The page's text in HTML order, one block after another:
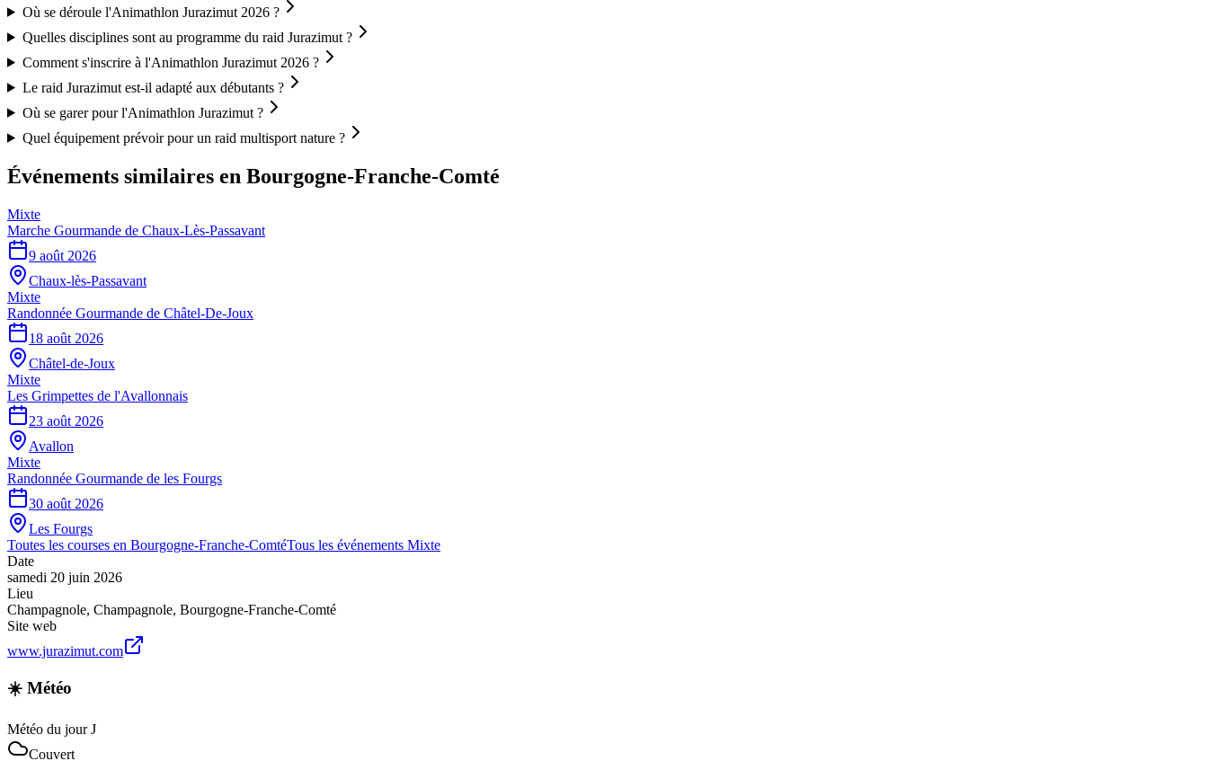
Où se déroule l'Animathlon Jurazimut 2026 ?
Quelles disciplines sont au programme du raid Jurazimut ?
Comment s'inscrire à l'Animathlon Jurazimut 2026 ?
Le raid Jurazimut est-il adapté aux débutants ?
Où se garer pour l'Animathlon Jurazimut ?
Quel équipement prévoir pour un raid multisport nature ?
Événements similaires en Bourgogne-Franche-Comté
Mixte
Marche Gourmande de Chaux-Lès-Passavant
9 août 2026
Chaux-lès-Passavant
Mixte
Randonnée Gourmande de Châtel-De-Joux
18 août 2026
Châtel-de-Joux
Mixte
Les Grimpettes de l'Avallonnais
23 août 2026
Avallon
Mixte
Randonnée Gourmande de les Fourgs
30 août 2026
Les Fourgs
Toutes les courses en Bourgogne-Franche-ComtéTous les événements Mixte
Date
samedi 20 juin 2026
Lieu
Champagnole, Champagnole, Bourgogne-Franche-Comté
Site web
www.jurazimut.com
☀️ Météo
Météo du jour J
Couvert